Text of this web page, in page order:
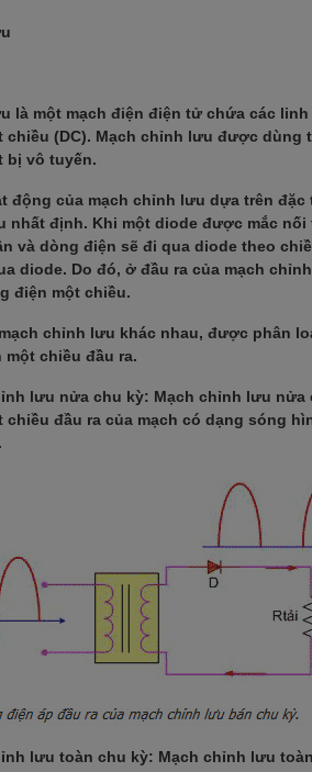
là một mạch điện điện tử chứa các
chiều (DC). Mạch chỉnh lưu được
bị vô tuyến.
động của mạch chỉnh lưu dựa trên
nhất định. Khi một diode được mắc
và dòng điện sẽ đi qua diode theo
diode. Do đó, ở đầu ra của mạch
điện một chiều.
chỉnh lưu khác nhau, được phân
chiều đầu ra.
lưu nửa chu kỳ: Mạch chỉnh lưu
chiều đầu ra của mạch có dạng sóng
lưu toàn chu kỳ: Mạch chỉnh lưu